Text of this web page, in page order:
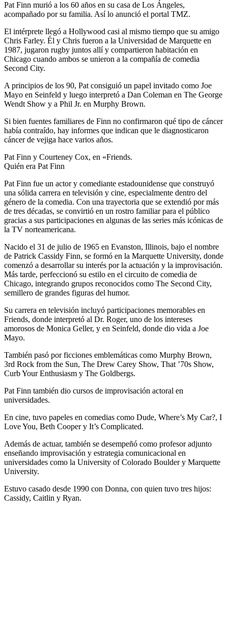
Pat Finn murió a los 60 años en su casa de Los Ángeles,
acompañado por su familia. Así lo anunció el portal TMZ.
El intérprete llegó a Hollywood casi al mismo tiempo que su amigo
Chris Farley. Él y Chris fueron a la Universidad de Marquette en
1987, jugaron rugby juntos allí y compartieron habitación en
Chicago cuando ambos se unieron a la compañía de comedia
Second City.
A principios de los 90, Pat consiguió un papel invitado como Joe
Mayo en Seinfeld y luego interpretó a Dan Coleman en The George
Wendt Show y a Phil Jr. en Murphy Brown.
Si bien fuentes familiares de Finn no confirmaron qué tipo de cáncer
había contraído, hay informes que indican que le diagnosticaron
cáncer de vejiga hace varios años.
Pat Finn y Courteney Cox, en «Friends.
Quién era Pat Finn
Pat Finn fue un actor y comediante estadounidense que construyó
una sólida carrera en televisión y cine, especialmente dentro del
género de la comedia. Con una trayectoria que se extendió por más
de tres décadas, se convirtió en un rostro familiar para el público
gracias a sus participaciones en algunas de las series más icónicas de
la TV norteamericana.
Nacido el 31 de julio de 1965 en Evanston, Illinois, bajo el nombre
de Patrick Cassidy Finn, se formó en la Marquette University, donde
comenzó a desarrollar su interés por la actuación y la improvisación.
Más tarde, perfeccionó su estilo en el circuito de comedia de
Chicago, integrando grupos reconocidos como The Second City,
semillero de grandes figuras del humor.
Su carrera en televisión incluyó participaciones memorables en
Friends, donde interpretó al Dr. Roger, uno de los intereses
amorosos de Monica Geller, y en Seinfeld, donde dio vida a Joe
Mayo.
También pasó por ficciones emblemáticas como Murphy Brown,
3rd Rock from the Sun, The Drew Carey Show, That ’70s Show,
Curb Your Enthusiasm y The Goldbergs.
Pat Finn también dio cursos de improvisación actoral en
universidades.
En cine, tuvo papeles en comedias como Dude, Where’s My Car?, I
Love You, Beth Cooper y It’s Complicated.
Además de actuar, también se desempeñó como profesor adjunto
enseñando improvisación y estrategia comunicacional en
universidades como la University of Colorado Boulder y Marquette
University.
Estuvo casado desde 1990 con Donna, con quien tuvo tres hijos:
Cassidy, Caitlin y Ryan.